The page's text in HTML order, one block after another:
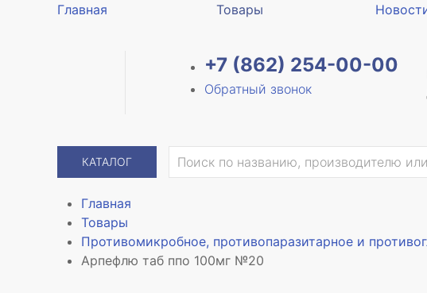
Главная Товары
+7 (862) 254-00-00
Обратный звонок
КАТАЛОГ
Главная
Товары
Противомикробное, противопаразитарное и
Арпефлю таб ппо 100мг №20